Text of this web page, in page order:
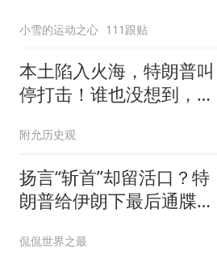
小雪的运动之心 111跟贴
本土陷入火海，特朗普叫
停打击！谁也没想到，中
附允历史观
扬言“斩首”却留活口？特
朗普给伊朗下最后通牒，
侃侃世界之最